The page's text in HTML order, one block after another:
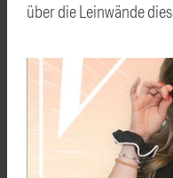
über die Leinwände